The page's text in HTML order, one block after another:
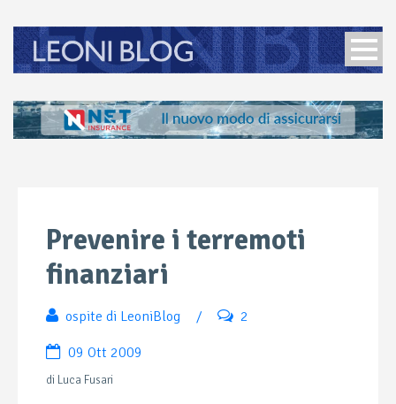
Prevenire i terremoti
finanziari
ospite di LeoniBlog / 2
09 Ott 2009
di Luca Fusari